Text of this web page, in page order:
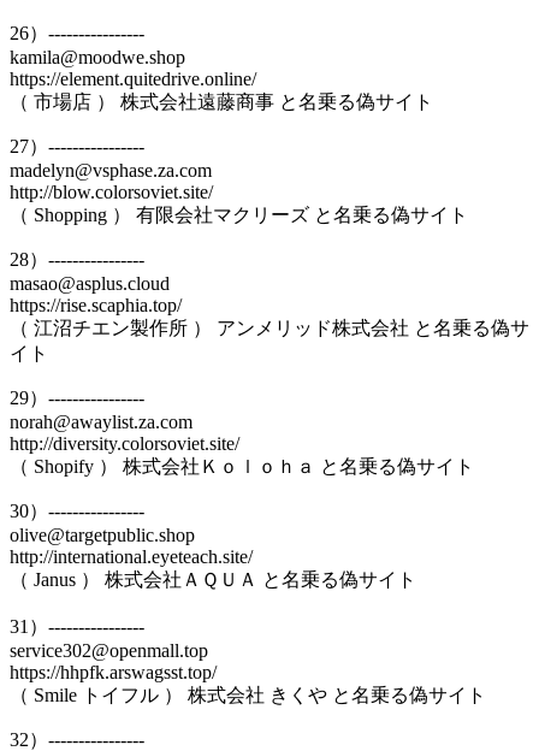
26）----------------
kamila@moodwe.shop
https://element.quitedrive.online/
（ 市場店 ） 株式会社遠藤商事 と名乗る偽サイト
27）----------------
madelyn@vsphase.za.com
http://blow.colorsoviet.site/
（ Shopping ） 有限会社マクリーズ と名乗る偽サイト
28）----------------
masao@asplus.cloud
https://rise.scaphia.top/
（ 江沼チエン製作所 ） アンメリッド株式会社 と名乗る偽サ
イト
29）----------------
norah@awaylist.za.com
http://diversity.colorsoviet.site/
（ Shopify ） 株式会社Ｋｏｌｏｈａ と名乗る偽サイト
30）----------------
olive@targetpublic.shop
http://international.eyeteach.site/
（ Janus ） 株式会社ＡＱＵＡ と名乗る偽サイト
31）----------------
service302@openmall.top
https://hhpfk.arswagsst.top/
（ Smile トイフル ） 株式会社 きくや と名乗る偽サイト
32）----------------